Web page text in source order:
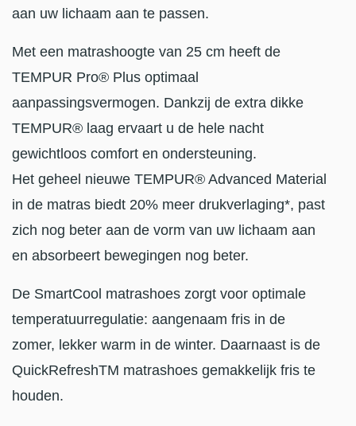
aan uw lichaam aan te passen.
Met een matrashoogte van 25 cm heeft de
TEMPUR Pro® Plus optimaal
aanpassingsvermogen. Dankzij de extra dikke
TEMPUR® laag ervaart u de hele nacht
gewichtloos comfort en ondersteuning.
Het geheel nieuwe TEMPUR® Advanced Material
in de matras biedt 20% meer drukverlaging*, past
zich nog beter aan de vorm van uw lichaam aan
en absorbeert bewegingen nog beter.
De SmartCool matrashoes zorgt voor optimale
temperatuurregulatie: aangenaam fris in de
zomer, lekker warm in de winter. Daarnaast is de
QuickRefreshTM matrashoes gemakkelijk fris te
houden.